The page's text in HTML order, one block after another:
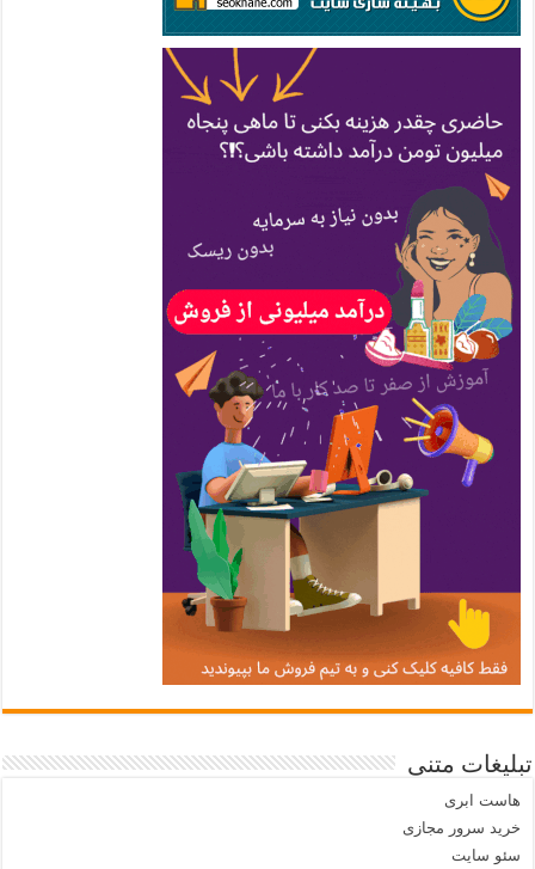
تبلیغات متنی
هاست ابری
خرید سرور مجازی
سئو سایت